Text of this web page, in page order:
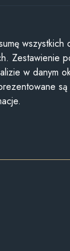
Zestawienie
w danym